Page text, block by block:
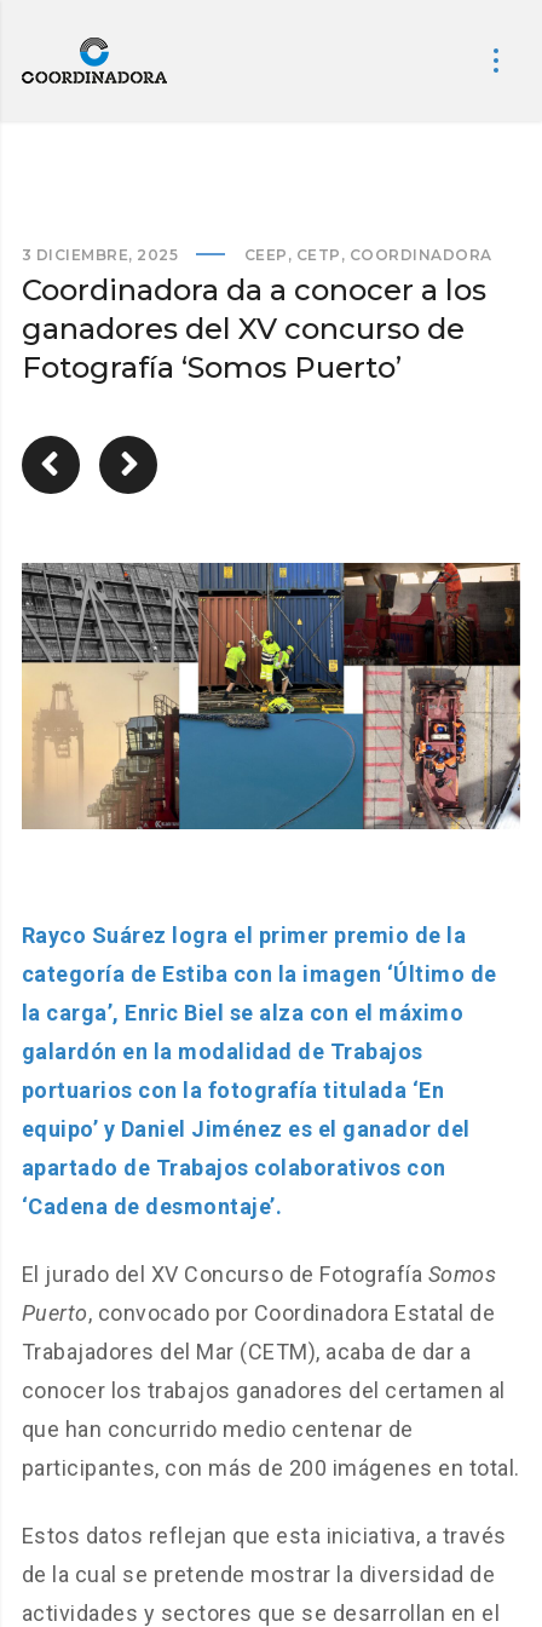
3 DICIEMBRE, 2025 CEEP , CETP , COORDINADORA
Coordinadora da a conocer a los
ganadores del XV concurso de
Fotografía ‘Somos Puerto’
Rayco Suárez logra el primer premio de la
categoría de Estiba con la imagen ‘Último de
la carga’, Enric Biel se alza con el máximo
galardón en la modalidad de Trabajos
portuarios con la fotografía titulada ‘En
equipo’ y Daniel Jiménez es el ganador del
apartado de Trabajos colaborativos con
‘Cadena de desmontaje’.
El jurado del XV Concurso de Fotografía Somos
Puerto, convocado por Coordinadora Estatal de
Trabajadores del Mar (CETM), acaba de dar a
conocer los trabajos ganadores del certamen al
que han concurrido medio centenar de
participantes, con más de 200 imágenes en total.
Estos datos reflejan que esta iniciativa, a través
de la cual se pretende mostrar la diversidad de
actividades y sectores que se desarrollan en el